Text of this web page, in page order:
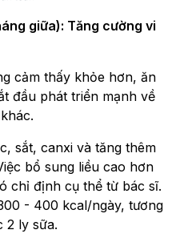
giữa): Tăng cường vi
cảm thấy khỏe hơn, ăn
đầu phát triển mạnh về
sắt, canxi và tăng thêm
bổ sung liều cao hơn
chỉ định cụ thể từ bác sĩ.
- 400 kcal/ngày, tương
2 ly sữa.